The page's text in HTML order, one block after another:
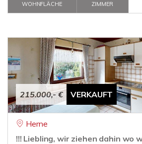
WOHNFLÄCHE
ZIMMER
215.000,- € VERKAUFT
Herne
!!! Liebling, wir ziehen dahin wo